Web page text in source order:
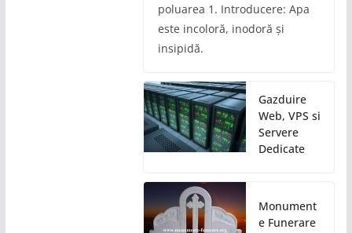
poluarea 1. Introducere: Apa
este incoloră, inodoră și
insipidă.
Gazduire
Web, VPS si
Servere
Dedicate
Monument
e Funerare